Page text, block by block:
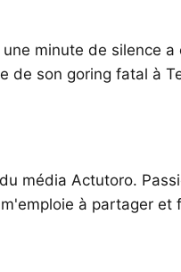
minute de silence
de son goring fatal à
média Actutoro.
à partager et